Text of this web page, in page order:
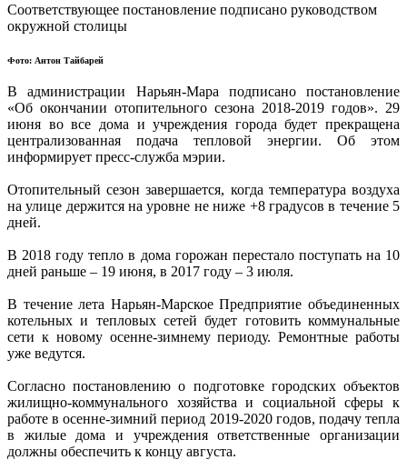
Соответствующее постановление подписано руководством
окружной столицы
Фото: Антон Тайбарей
В администрации Нарьян-Мара подписано постановление
«Об окончании отопительного сезона 2018-2019 годов». 29
июня во все дома и учреждения города будет прекращена
централизованная подача тепловой энергии. Об этом
информирует пресс-служба мэрии.
Отопительный сезон завершается, когда температура воздуха
на улице держится на уровне не ниже +8 градусов в течение 5
дней.
В 2018 году тепло в дома горожан перестало поступать на 10
дней раньше – 19 июня, в 2017 году – 3 июля.
В течение лета Нарьян-Марское Предприятие объединенных
котельных и тепловых сетей будет готовить коммунальные
сети к новому осенне-зимнему периоду. Ремонтные работы
уже ведутся.
Согласно постановлению о подготовке городских объектов
жилищно-коммунального хозяйства и социальной сферы к
работе в осенне-зимний период 2019-2020 годов, подачу тепла
в жилые дома и учреждения ответственные организации
должны обеспечить к концу августа.